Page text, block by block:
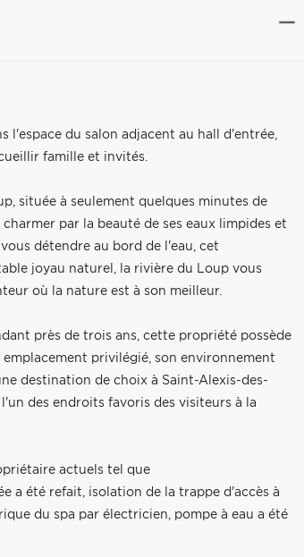
l'espace du salon adjacent au hall d'entrée,
famille et invités.
située à seulement quelques minutes de
par la beauté de ses eaux limpides et
détendre au bord de l'eau, cet
joyau naturel, la rivière du Loup vous
où la nature est à son meilleur.
près de trois ans, cette propriété possède
privilégié, son environnement
destination de choix à Saint-Alexis-des-
des endroits favoris des visiteurs à la
actuels tel que
a été refait, isolation de la trappe d'accès à
du spa par électricien, pompe à eau a été